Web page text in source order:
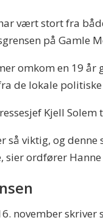
vært stort fra
på Gamle
omkom en 19 år
de lokale
Kjell
så viktig, og
sier ordfører
november